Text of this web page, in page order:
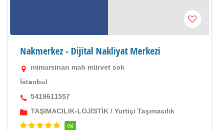
Nakmerkez - Dijital Nakliyat Merkezi
mimarsinan mah mürvet sok
İstanbul
5419611557
TAŞIMACILIK-LOJİSTİK / Yurtiçi Taşımacılık
(5)